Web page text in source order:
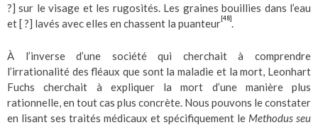
?] sur le visage et les rugosités. Les graines bouillies dans l’eau
et [ ?] lavés avec elles en chassent la puanteur [48].
À l’inverse d’une société qui cherchait à comprendre
l’irrationalité des fléaux que sont la maladie et la mort, Leonhart
Fuchs cherchait à expliquer la mort d’une manière plus
rationnelle, en tout cas plus concrète. Nous pouvons le constater
en lisant ses traités médicaux et spécifiquement le Methodus seu